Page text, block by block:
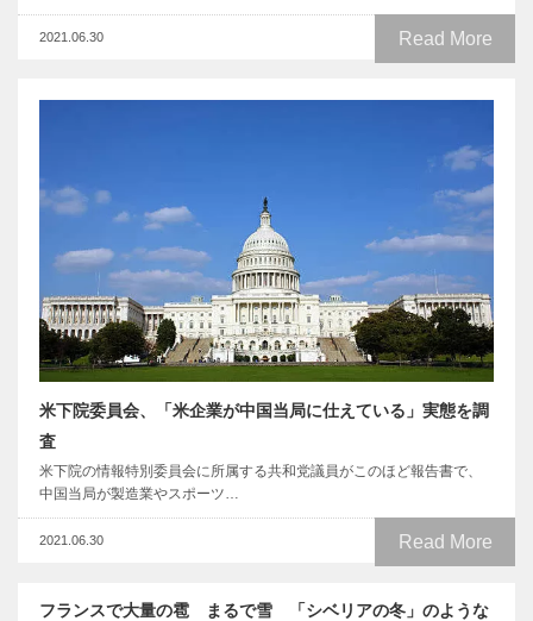
Read More
2021.06.30
米下院委員会、「米企業が中国当局に仕えている」実態を調
査
米下院の情報特別委員会に所属する共和党議員がこのほど報告書で、
中国当局が製造業やスポーツ…
Read More
2021.06.30
フランスで大量の雹 まるで雪 「シベリアの冬」のような